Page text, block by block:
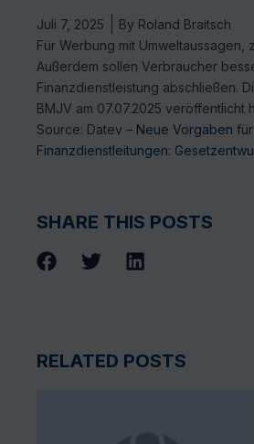
Juli 7, 2025 By Roland Braitsch
Für Werbung mit
Außerdem sollen Verbraucher
Finanzdienstleistung abschließen.
BMJV am 07.07.2025 veröffentlicht
Source: Datev – Neue Vorgaben
Finanzdienstleitungen:
SHARE THIS POSTS
RELATED POSTS